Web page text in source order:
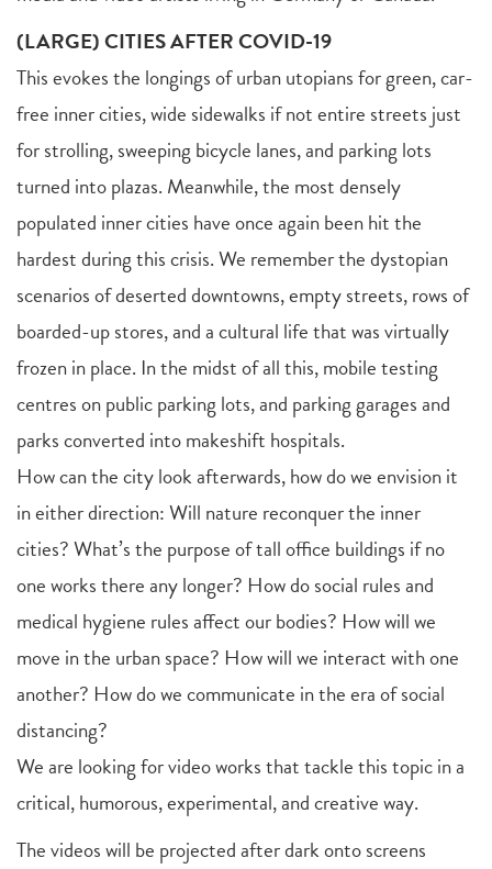
(LARGE) CITIES AFTER COVID-19
This evokes the longings of urban utopians for green, car-
free inner cities, wide sidewalks if not entire streets just
for strolling, sweeping bicycle lanes, and parking lots
turned into plazas. Meanwhile, the most densely
populated inner cities have once again been hit the
hardest during this crisis. We remember the dystopian
scenarios of deserted downtowns, empty streets, rows of
boarded-up stores, and a cultural life that was virtually
frozen in place. In the midst of all this, mobile testing
centres on public parking lots, and parking garages and
parks converted into makeshift hospitals.
How can the city look afterwards, how do we envision it
in either direction: Will nature reconquer the inner
cities? What’s the purpose of tall office buildings if no
one works there any longer? How do social rules and
medical hygiene rules affect our bodies? How will we
move in the urban space? How will we interact with one
another? How do we communicate in the era of social
distancing?
We are looking for video works that tackle this topic in a
critical, humorous, experimental, and creative way.
The videos will be projected after dark onto screens